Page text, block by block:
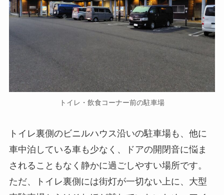
トイレ・飲食コーナー前の駐車場
トイレ裏側のビニルハウス沿いの駐車場も、他に
車中泊している車も少なく、ドアの開閉音に悩ま
されることもなく静かに過ごしやすい場所です。
ただ、トイレ裏側には街灯が一切ない上に、大型